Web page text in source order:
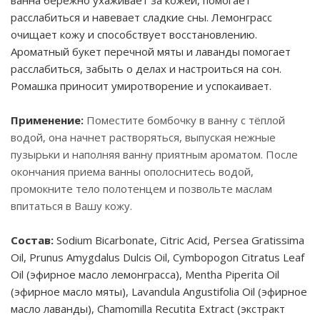
расслабиться и навевает сладкие сны. Лемонграсс
очищает кожу и способствует восстановлению.
Ароматный букет перечной мяты и лаванды помогает
расслабиться, забыть о делах и настроиться на сон.
Ромашка приносит умиротворение и успокаивает.
Применение: Поместите бомбочку в ванну с тёплой
водой, она начнет растворяться, выпуская нежные
пузырьки и наполняя ванну приятным ароматом. После
окончания приема ванны ополоснитесь водой,
промокните тело полотенцем и позвольте маслам
впитаться в Вашу кожу.
Состав: Sodium Bicarbonate, Citric Acid, Persea Gratissima
Oil, Prunus Amygdalus Dulcis Oil, Cymbopogon Citratus Leaf
Oil (эфирное масло лемонграсса), Mentha Piperita Oil
(эфирное масло мяты), Lavandula Angustifolia Oil (эфирное
масло лаванды), Chamomilla Recutita Extract (экстракт